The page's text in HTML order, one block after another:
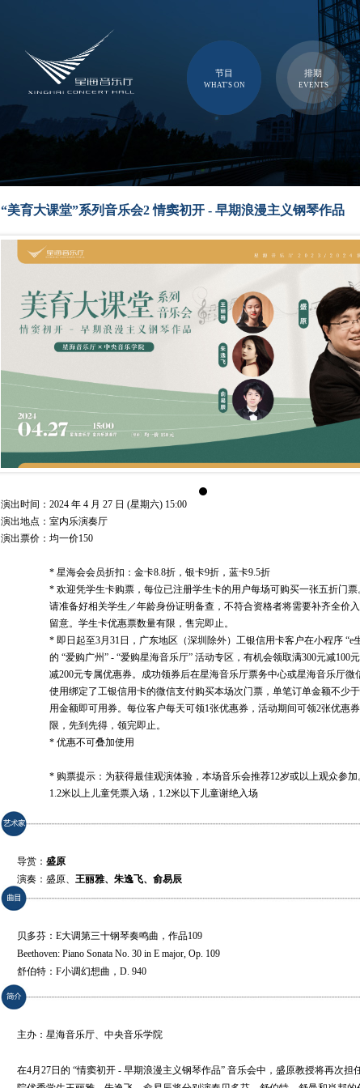
节目
WHAT'S ON
排期
EVENTS
“美育大课堂”系列音乐会2 情窦初开 - 早期浪漫主义钢琴作品
演出时间：2024 年 4 月 27 日 (星期六) 15:00
演出地点：室内乐演奏厅
演出票价： 均一价150
* 星海会会员折扣：金卡8.8折，银卡9折，蓝卡9.5折
* 欢迎凭学生卡购票，每位已注册学生卡的用户每场可购买一张五折门票
请准备好相关学生／年龄身份证明备查，不符合资格者将需要补齐全价
留意。学生卡优惠票数量有限，售完即止。
* 即日起至3月31日，广东地区（深圳除外）工银信用卡客户在小程序 “e
的 “爱购广州” - “爱购星海音乐厅” 活动专区，有机会领取满300元减100
减200元专属优惠券。成功领券后在星海音乐厅票务中心或星海音乐厅微
使用绑定了工银信用卡的微信支付购买本场次门票，单笔订单金额不少
用金额即可用券。每位客户每天可领1张优惠券，活动期间可领2张优惠
限，先到先得，领完即止。
* 优惠不可叠加使用
* 购票提示：为获得最佳观演体验，本场音乐会推荐12岁或以上观众参加
1.2米以上儿童凭票入场，1.2米以下儿童谢绝入场
导赏： 盛原
演奏：盛原、 王丽雅、朱逸飞、俞易辰
贝多芬：E大调第三十钢琴奏鸣曲，作品109
Beethoven: Piano Sonata No. 30 in E major, Op. 109
舒伯特：F小调幻想曲，D. 940
Schubert: Fantasie in F minor, D. 940
舒曼：升F小调第一钢琴奏鸣曲，作品11
肖邦：降E大调回旋曲，作品16
主办：星海音乐厅、中央音乐学院
在4月27日的 “情窦初开 - 早期浪漫主义钢琴作品” 音乐会中，盛原教授将再次担